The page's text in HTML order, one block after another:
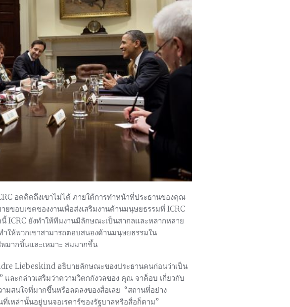
อดคิดถึงเขาไม่ได้ ภายใต้การทำหน้าที่ประธานของคุณ
ยขอบเขตของงานเพื่อส่งเสริมงานด้านมนุษยธรรมที่ ICRC
ICRC ยังทำให้ทีมงานมีลักษณะเป็นสากลและหลากหลาย
ให้พวกเขาสามารถตอบสนองด้านมนุษยธรรมใน
มากขึ้นและเหมาะ สมมากขึ้น
Liebeskind อธิบายลักษณะของประธานคนก่อนว่าเป็น
ละกล่าวเสริมว่าความวิตกกังวลของ คุณ จาค็อบ เกี่ยวกับ
มสนใจที่มากขึ้นหรือลดลงของสื่อเลย “สถานที่อย่าง
เหล่านั้นอยู่บนจอเรดาร์ของรัฐบาลหรือสื่อก็ตาม”